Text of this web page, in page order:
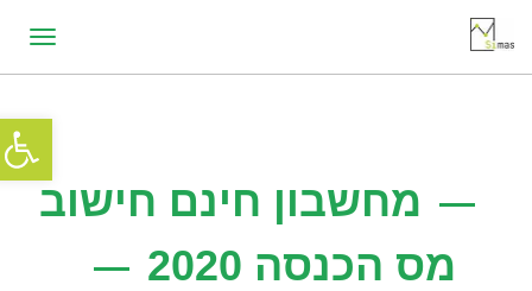
פתח
תפריט
מחשבון חינם חישוב
מס הכנסה 2020